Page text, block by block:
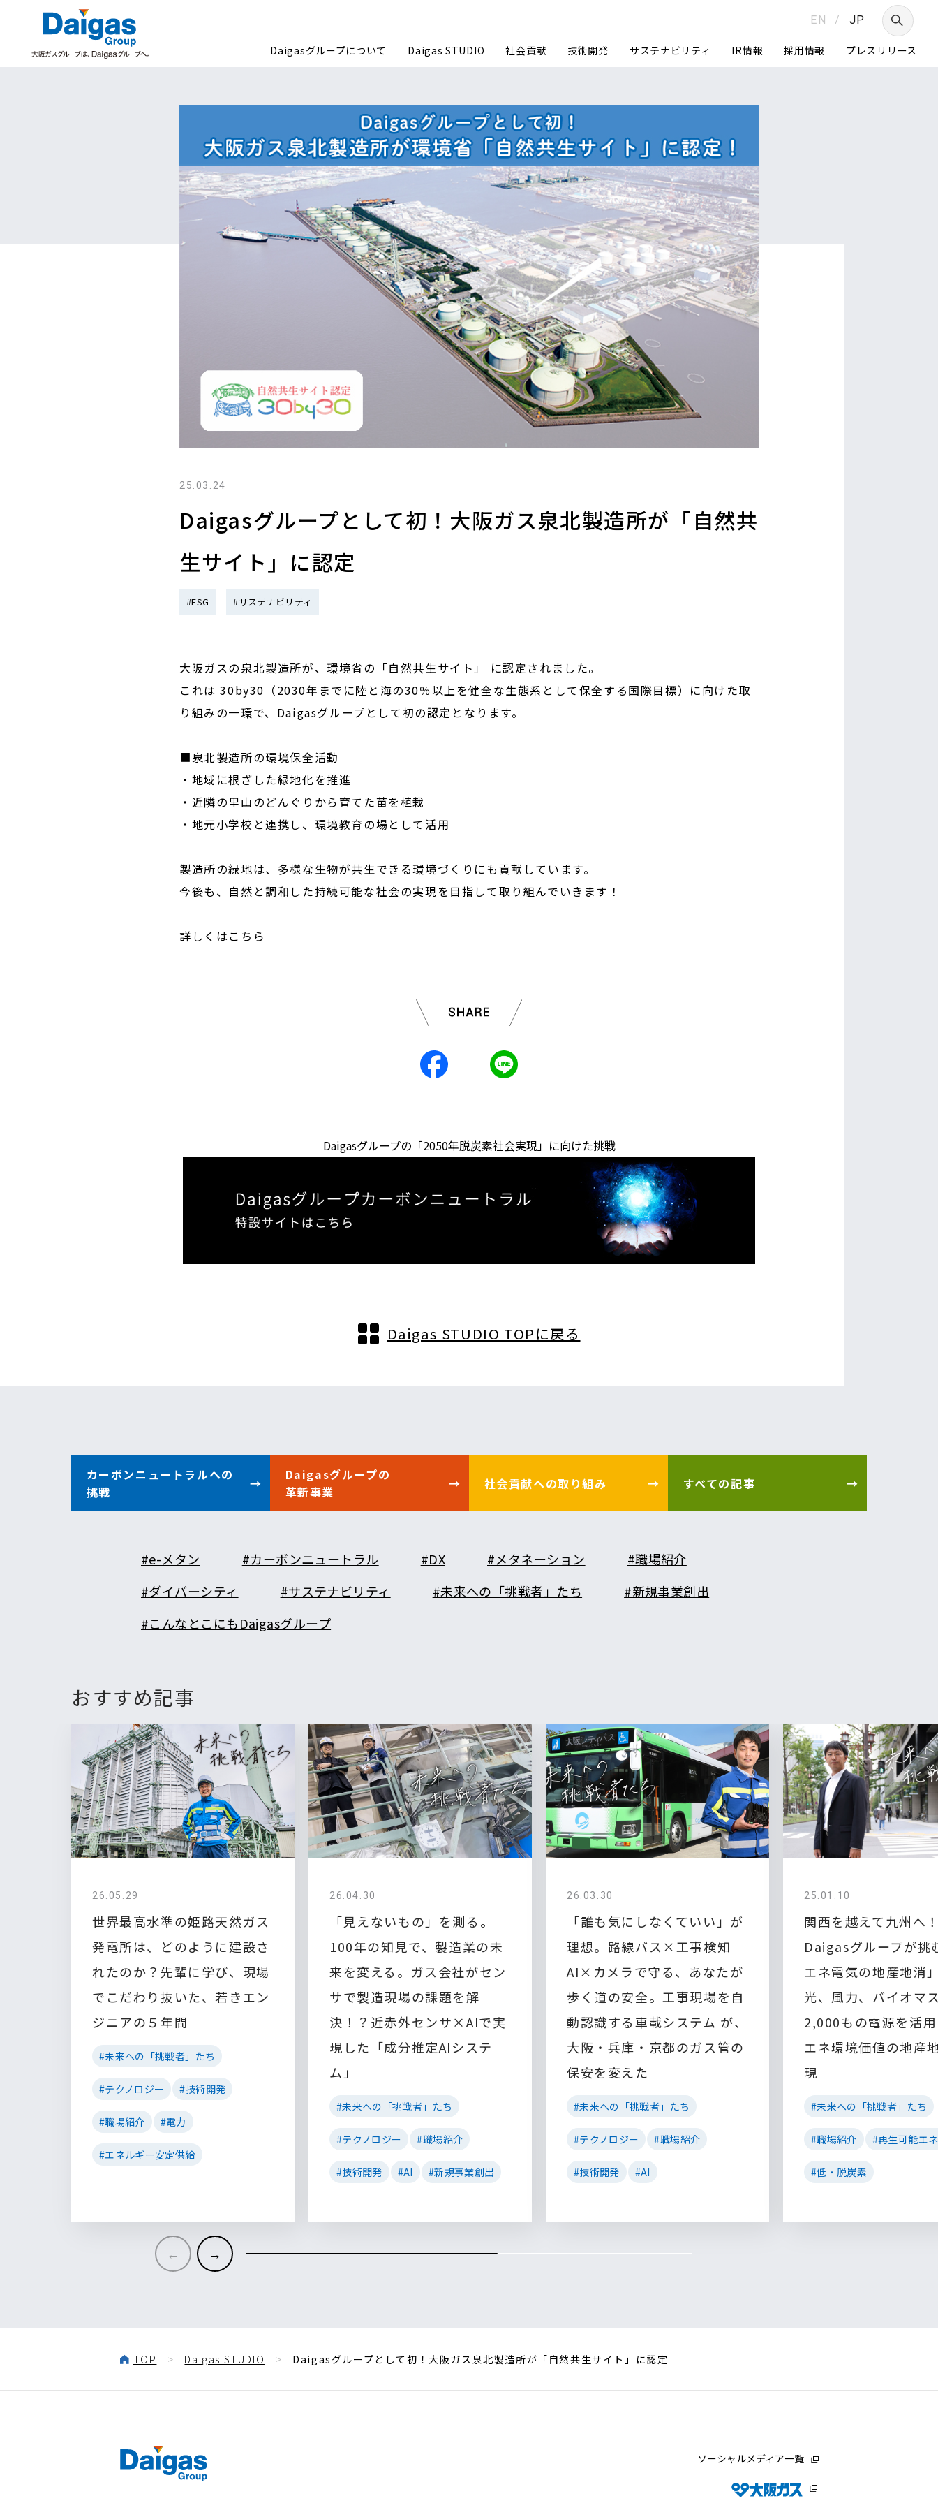
EN / JP
Daigasグループについて
Daigasグループについて
グループ企業理念 ごあいさつ
事業内容 数字で見るDaigasグループ
沿革 Daigasグループ経営体制
Daigasグループ会社一覧 カーボンニュートラルへの挑戦
『e-メタン』プロモーションサイト
Daigas STUDIO 社会貢献 技術開発 サステナビリティ IR情報 採用情報 プレスリリース
25.03.24
Daigasグループとして初！大阪ガス泉北製造所が「自然共
生サイト」に認定
#ESG #サステナビリティ
大阪ガスの泉北製造所が、環境省の「自然共生サイト」 に認定されました。
これは 30by30（2030年までに陸と海の30％以上を健全な生態系として保全する国際目標）に向けた取
り組みの一環で、Daigasグループとして初の認定となります。
■泉北製造所の環境保全活動
・地域に根ざした緑地化を推進
・近隣の里山のどんぐりから育てた苗を植栽
・地元小学校と連携し、環境教育の場として活用
製造所の緑地は、多様な生物が共生できる環境づくりにも貢献しています。
今後も、自然と調和した持続可能な社会の実現を目指して取り組んでいきます！
詳しくはこちら
Daigasグループの「2050年脱炭素社会実現」に向けた挑戦
Daigas STUDIO TOPに戻る
カーボンニュートラルへの
挑戦
Daigasグループの
革新事業
社会貢献への取り組み すべての記事
#e-メタン #カーボンニュートラル #DX #メタネーション
#職場紹介
#ダイバーシティ
#サステナビリティ #未来への「挑戦者」たち
#新規事業創出
#こんなとこにもDaigasグループ
おすすめ記事
26.05.29
世界最高水準の姫路天然ガス
発電所は、どのように建設さ
れたのか？先輩に学び、現場
でこだわり抜いた、若きエン
ジニアの５年間
#未来への「挑戦者」たち
#テクノロジー #技術開発
#職場紹介 #電力
#エネルギー安定供給
26.04.30
「見えないもの」を測る。
100年の知見で、製造業の未
来を変える。ガス会社がセン
サで製造現場の課題を解
決！？近赤外センサ×AIで実
現した「成分推定AIシステ
ム」
#未来への「挑戦者」たち
#テクノロジー #職場紹介
#技術開発 #AI #新規事業創出
26.03.30
「誰も気にしなくていい」が
理想。路線バス×工事検知
AI×カメラで守る、あなたが
歩く道の安全。工事現場を自
動認識する車載システム が、
大阪・兵庫・京都のガス管の
保安を変えた
#未来への「挑戦者」たち
#テクノロジー #職場紹介
#技術開発 #AI
25.01.10
関西を越えて九州へ
Daigasグループが挑
エネ電気の地産地消
光、風力、バイオマ
2,000もの電源を活
エネ環境価値の地産
現
#未来への「挑戦者」たち
#職場紹介 #再生可能エ
#低・脱炭素
TOP Daigas STUDIO Daigasグループとして初！大阪ガス泉北製造所が「自然共生サイト」に認定
ソーシャルメディア一覧